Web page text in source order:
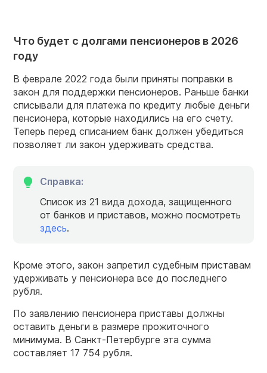
Что будет с долгами пенсионеров в 2026
году
В феврале 2022 года были приняты поправки в
закон для поддержки пенсионеров. Раньше банки
списывали для платежа по кредиту любые деньги
пенсионера, которые находились на его счету.
Теперь перед списанием банк должен убедиться
позволяет ли закон удерживать средства.
Справка:
Список из 21 вида дохода, защищенного
от банков и приставов, можно посмотреть
здесь.
Кроме этого, закон запретил судебным приставам
удерживать у пенсионера все до последнего
рубля.
По заявлению пенсионера приставы должны
оставить деньги в размере прожиточного
минимума. В Санкт-Петербурге эта сумма
составляет 17 754 рубля.